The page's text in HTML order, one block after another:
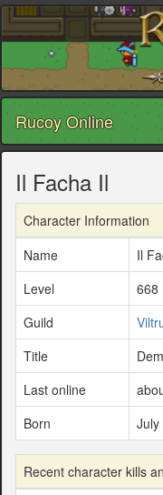
Rucoy Online
Il Facha Il
Character Information
Name
Il
Level
668
Guild
Title
Last online
Born
July
Recent character kills